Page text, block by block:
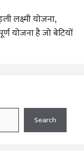
लक्ष्मी योजना,
योजना है जो बेटियों
Search